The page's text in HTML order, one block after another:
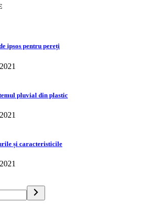
ipsos pentru pereți
pluvial din plastic
și caracteristicile